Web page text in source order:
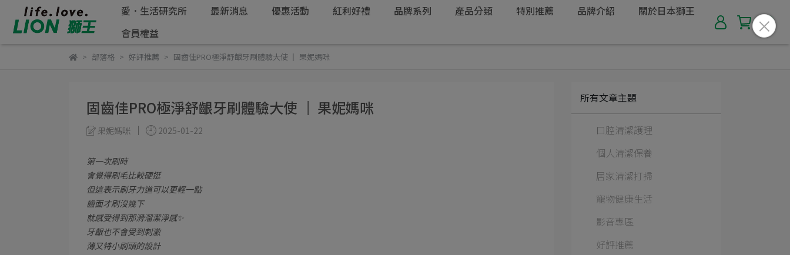
愛．生活研究所 最新消息 優惠活動 紅利好禮 品牌系列 產品分類 特別推薦 品牌介紹
關於日本獅王
會員權益
部落格 好評推薦 固齒佳PRO極淨舒齦牙刷體驗大使 ║ 果妮媽咪
固齒佳PRO極淨舒齦牙刷體驗大使 ║ 果妮媽咪
果妮媽咪 2025-01-22
第一次刷時
會覺得刷毛比較硬挺
但這表示刷牙力道可以更輕一點
齒面才刷沒幾下
就感受得到那滑溜潔淨感✨
牙齦也不會受到刺激
薄又特小刷頭的設計
所有文章主題
口腔清潔護理
個人清潔保養
居家清潔打掃
寵物健康生活
影音專區
好評推薦